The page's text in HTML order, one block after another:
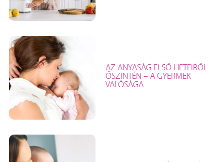
AZ ANYASÁG ELSŐ HETEIRŐL
ŐSZINTÉN – A GYERMEK
VALÓSÁGA